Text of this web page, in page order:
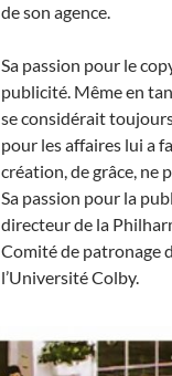
de son agence.
Sa passion pour le
publicité. Même en
se considérait
pour les affaires lui a
création, de grâce, ne
Sa passion pour la
directeur de la
Comité de patronage
l’Université Colby.